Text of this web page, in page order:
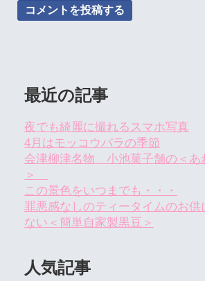
最近の記事
夜でも綺麗に撮れるスマホ写真
4月はモッコウバラの季節
会津柳津名物 小池菓子舗の＜あ
＞
この景色をいつまでも・・・
罪悪感なしのティータイムのお供
ない＜簡単自家製黒豆＞
人気記事